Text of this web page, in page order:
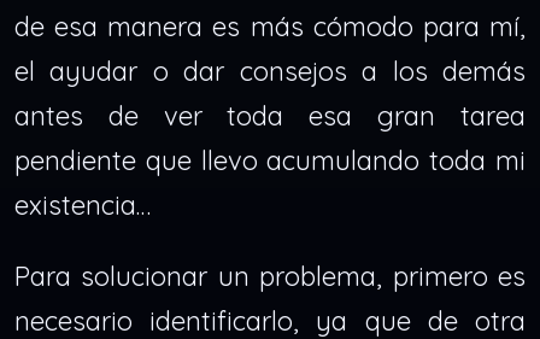
de esa manera es más cómodo para mí,
el ayudar o dar consejos a los demás
antes de ver toda esa gran tarea
pendiente que llevo acumulando toda mi
existencia…
Para solucionar un problema, primero es
necesario identificarlo, ya que de otra